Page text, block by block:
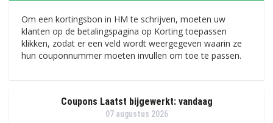
Om een ​​kortingsbon in HM te schrijven, moeten uw
klanten op de betalingspagina op Korting toepassen
klikken, zodat er een veld wordt weergegeven waarin ze
hun couponnummer moeten invullen om toe te passen.
Coupons Laatst bijgewerkt: vandaag
07 augustus 2026